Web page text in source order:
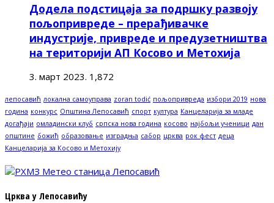
Додела подстицаја за подршку развоју
пољопривреде – прерађивачке
индустрије, привреде и предузетништва
на територији АП Косово и Метохија
3. март 2023. 1,872
лепосавић локална самоуправа zoran todić пољопривреда избори 2019 нова
година конкурс Општина Лепосавић спорт култура Канцеларија за младе
догађаји омладински клуб српска нова година косово најбољи ученици дан
општине божић образовање изградња сабор црква рок фест деца
Канцеларија за Косово и Метохију
Црква у Лепосавићу